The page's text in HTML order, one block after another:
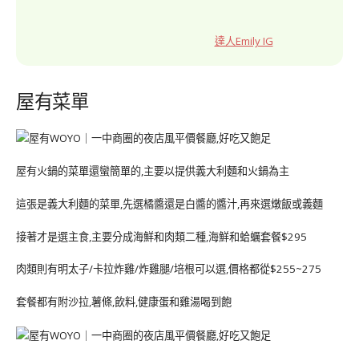
達人Emily IG
屋有菜單
屋有火鍋的菜單還蠻簡單的,主要以提供義大利麵和火鍋為主
這張是義大利麵的菜單,先選橘醬還是白醬的醬汁,再來選燉飯或義麵
接著才是選主食,主要分成海鮮和肉類二種,海鮮和蛤蠣套餐$295
肉類則有明太子/卡拉炸雞/炸雞腿/培根可以選,價格都從$255~275
套餐都有附沙拉,薯條,飲料,健康蛋和雞湯喝到飽